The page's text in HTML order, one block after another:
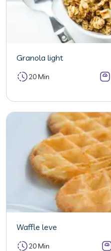
Granola light
20 Min
Waffle leve
20 Min